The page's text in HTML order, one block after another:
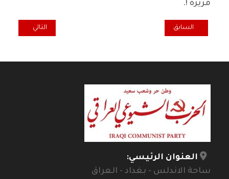
مريرة !.
المقال السابق: عراق قوي دولة متماسكة تتم بدستور المواطنة وليس
السابق المقال التالي:
التالي
العنوان الرئيسي:
ساحة الاندلس - بغداد - العراق